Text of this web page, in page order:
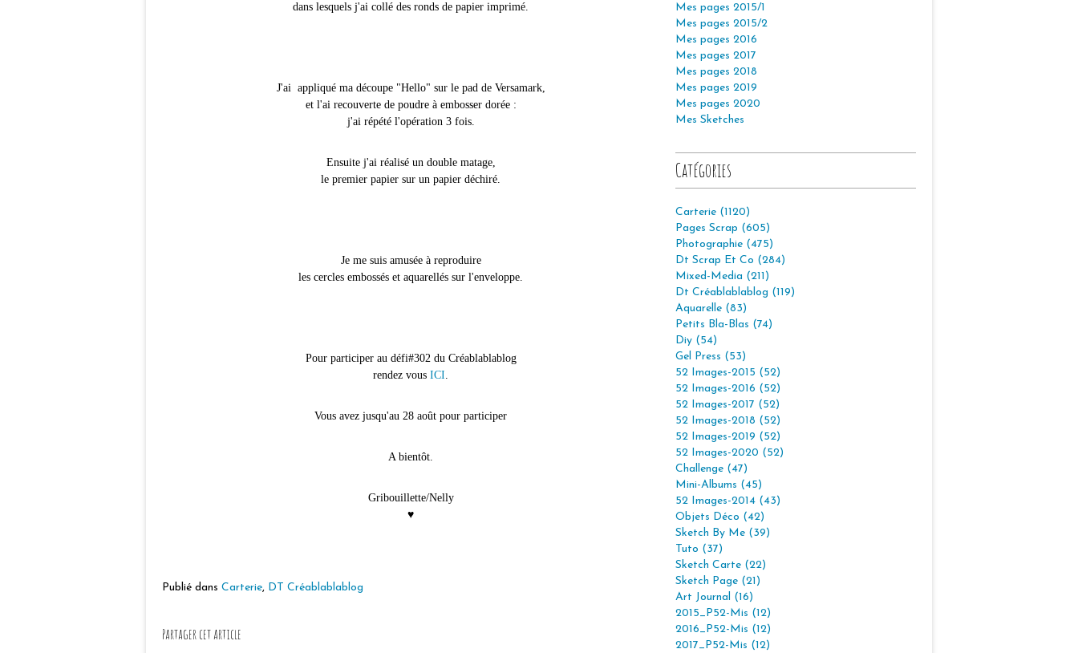
dans lesquels j'ai collé des ronds de papier imprimé.
J'ai appliqué ma découpe "Hello" sur le pad de Versamark,
et l'ai recouverte de poudre à embosser dorée :
j'ai répété l'opération 3 fois.
Ensuite j'ai réalisé un double matage,
le premier papier sur un papier déchiré.
Je me suis amusée à reproduire
les cercles embossés et aquarellés sur l'enveloppe.
Pour participer au défi#302 du Créablablablog
rendez vous ICI.
Vous avez jusqu'au 28 août pour participer
A bientôt.
Gribouillette/Nelly
♥
Publié dans Carterie, DT Créablablablog
Partager cet article
Mes pages 2015/1
Mes pages 2015/2
Mes pages 2016
Mes pages 2017
Mes pages 2018
Mes pages 2019
Mes pages 2020
Mes Sketches
Catégories
Carterie (1120)
Pages Scrap (605)
Photographie (475)
Dt Scrap Et Co (284)
Mixed-Media (211)
Dt Créablablablog (119)
Aquarelle (83)
Petits Bla-Blas (74)
Diy (54)
Gel Press (53)
52 Images-2015 (52)
52 Images-2016 (52)
52 Images-2017 (52)
52 Images-2018 (52)
52 Images-2019 (52)
52 Images-2020 (52)
Challenge (47)
Mini-Albums (45)
52 Images-2014 (43)
Objets Déco (42)
Sketch By Me (39)
Tuto (37)
Sketch Carte (22)
Sketch Page (21)
Art Journal (16)
2015_P52-Mis (12)
2016_P52-Mis (12)
2017_P52-Mis (12)